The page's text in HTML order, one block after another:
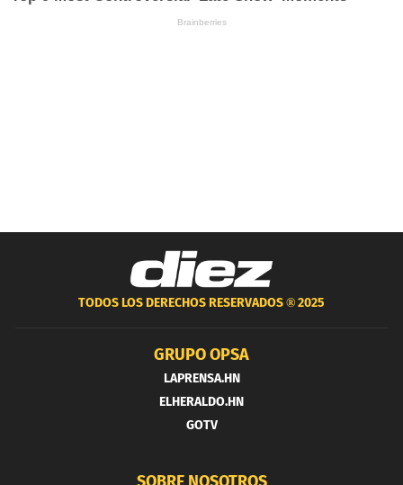
TODOS LOS DERECHOS RESERVADOS ®2025
GRUPO OPSA
LAPRENSA.HN
ELHERALDO.HN
GOTV